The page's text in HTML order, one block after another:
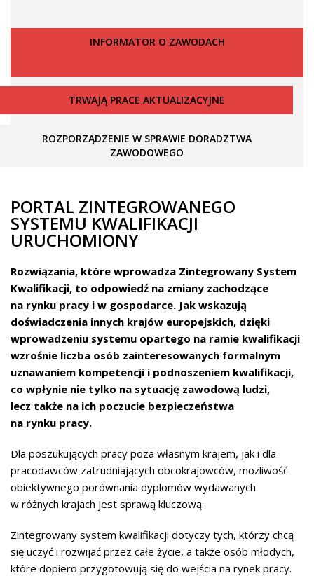
INFORMATOR O ZAWODACH
TRWAJĄ PRACE AKTUALIZACYJNE
ROZPORZĄDZENIE W SPRAWIE DORADZTWA
ZAWODOWEGO
PORTAL ZINTEGROWANEGO
SYSTEMU KWALIFIKACJI
URUCHOMIONY
Rozwiązania, które wprowadza Zintegrowany System
Kwalifikacji, to odpowiedź na zmiany zachodzące
na rynku pracy i w gospodarce. Jak wskazują
doświadczenia innych krajów europejskich, dzięki
wprowadzeniu systemu opartego na ramie kwalifikacji
wzrośnie liczba osób zainteresowanych formalnym
uznawaniem kompetencji i podnoszeniem kwalifikacji,
co wpłynie nie tylko na sytuację zawodową ludzi,
lecz także na ich poczucie bezpieczeństwa
na rynku pracy.
Dla poszukujących pracy poza własnym krajem, jak i dla
pracodawców zatrudniających obcokrajowców, możliwość
obiektywnego porównania dyplomów wydawanych
w różnych krajach jest sprawą kluczową.
Zintegrowany system kwalifikacji dotyczy tych, którzy chcą
się uczyć i rozwijać przez całe życie, a także osób młodych,
które dopiero przygotowują się do wejścia na rynek pracy.